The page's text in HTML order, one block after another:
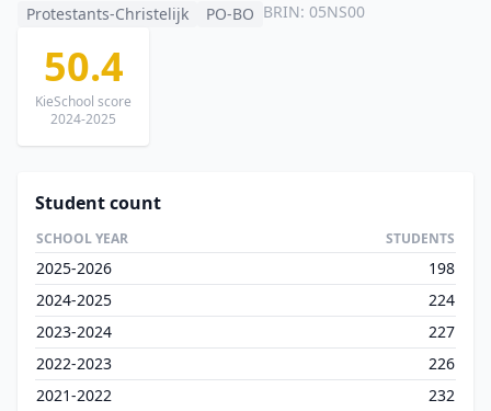
Protestants-Christelijk
PO-BO BRIN: 05NS00
50.4
KieSchool score
2024-2025
Student count
SCHOOL YEAR STUDENTS
2025-2026
198
2024-2025
224
2023-2024
227
2022-2023
226
2021-2022
232